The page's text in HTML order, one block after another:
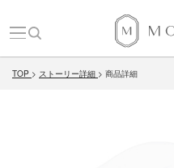
TOP ストーリー詳細 商品詳細